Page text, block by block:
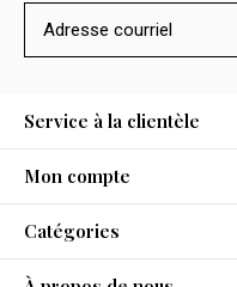
Service à la clientèle
Mon compte
Catégories